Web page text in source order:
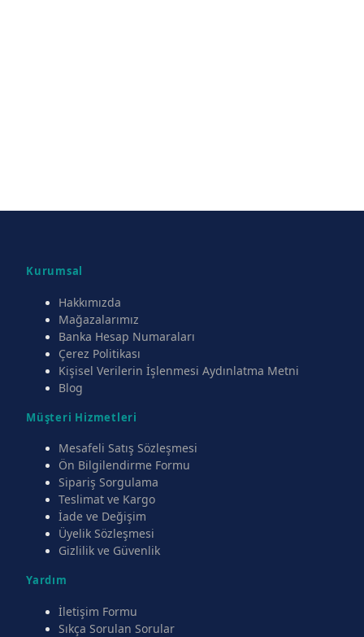
Kurumsal
Hakkımızda
Mağazalarımız
Banka Hesap Numaraları
Çerez Politikası
Kişisel Verilerin İşlenmesi Aydınlatma Metni
Blog
Müşteri Hizmetleri
Mesafeli Satış Sözleşmesi
Ön Bilgilendirme Formu
Sipariş Sorgulama
Teslimat ve Kargo
İade ve Değişim
Üyelik Sözleşmesi
Gizlilik ve Güvenlik
Yardım
İletişim Formu
Sıkça Sorulan Sorular